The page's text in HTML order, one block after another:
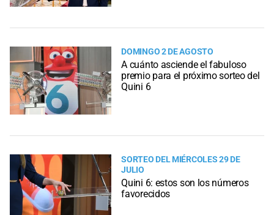
DOMINGO 2 DE AGOSTO
A cuánto asciende el fabuloso
premio para el próximo sorteo del
Quini 6
SORTEO DEL MIÉRCOLES 29 DE
JULIO
Quini 6: estos son los números
favorecidos